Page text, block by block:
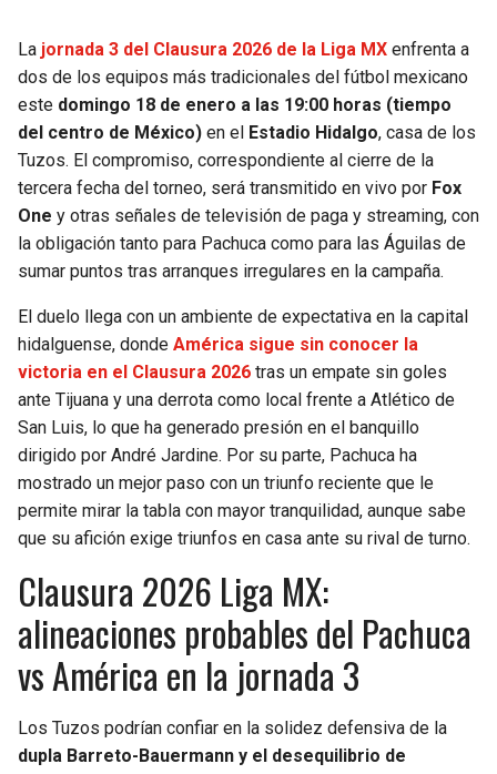
PACKERS
VIKINGS
FALCONS
PANTHERS
BUCCANEERS
TIMBERWOLVES
THUNDER
TRAIL BLAZERS
JAZZ
La jornada 3 del Clausura 2026 de la Liga MX enfrenta a
dos de los equipos más tradicionales del fútbol mexicano
este domingo 18 de enero a las 19:00 horas (tiempo
del centro de México) en el Estadio Hidalgo, casa de los
Tuzos. El compromiso, correspondiente al cierre de la
tercera fecha del torneo, será transmitido en vivo por Fox
One y otras señales de televisión de paga y streaming, con
la obligación tanto para Pachuca como para las Águilas de
sumar puntos tras arranques irregulares en la campaña.
El duelo llega con un ambiente de expectativa en la capital
hidalguense, donde América sigue sin conocer la
victoria en el Clausura 2026 tras un empate sin goles
ante Tijuana y una derrota como local frente a Atlético de
San Luis, lo que ha generado presión en el banquillo
dirigido por André Jardine. Por su parte, Pachuca ha
mostrado un mejor paso con un triunfo reciente que le
permite mirar la tabla con mayor tranquilidad, aunque sabe
que su afición exige triunfos en casa ante su rival de turno.
Clausura 2026 Liga MX:
alineaciones probables del Pachuca
vs América en la jornada 3
Los Tuzos podrían confiar en la solidez defensiva de la
dupla Barreto-Bauermann y el desequilibrio de